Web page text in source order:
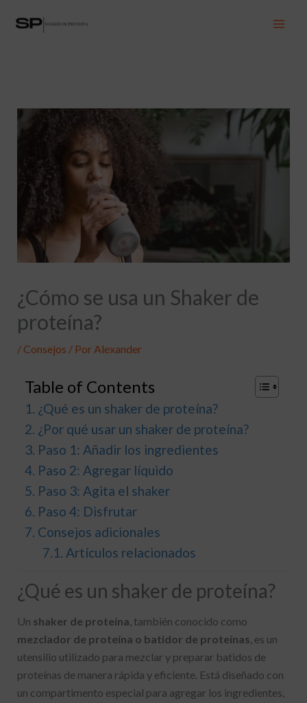
¿Cómo se usa un Shaker de
proteína?
/ Consejos / Por Alexander
Table of Contents
¿Qué es un shaker de proteína?
¿Por qué usar un shaker de proteína?
Paso 1: Añadir los ingredientes
Paso 2: Agregar líquido
Paso 3: Agita el shaker
Paso 4: Disfrutar
Consejos adicionales
Artículos relacionados
¿Qué es un shaker de proteína?
Un shaker de proteína , también conocido como
mezclador de proteína o batidor de proteínas , es un
utensilio utilizado para mezclar y preparar batidos de
proteínas de manera rápida y eficiente. Está diseñado con
un compartimento especial para agregar los ingredientes,